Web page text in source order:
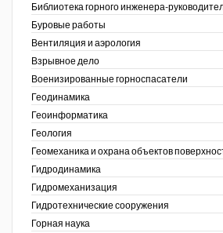
Библиотека горного инженера-
Буровые работы
Вентиляция и аэрология
Взрывное дело
Военизированные горноспасатели
Геодинамика
Геоинформатика
Геология
Геомеханика и охрана объектов
Гидродинамика
Гидромеханизация
Гидротехнические сооружения
Горная наука